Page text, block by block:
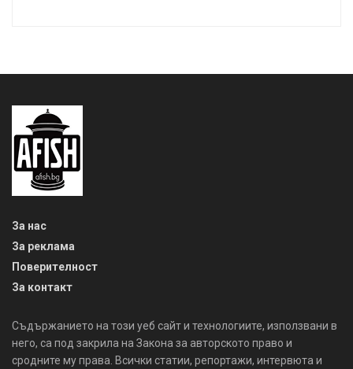
За нас
За реклама
Поверителност
За контакт
Съдържанието на този уеб сайт и технологиите, използвани в
него, са под закрила на Закона за авторското право и
сродните му права. Всички статии, репортажи, интервюта и